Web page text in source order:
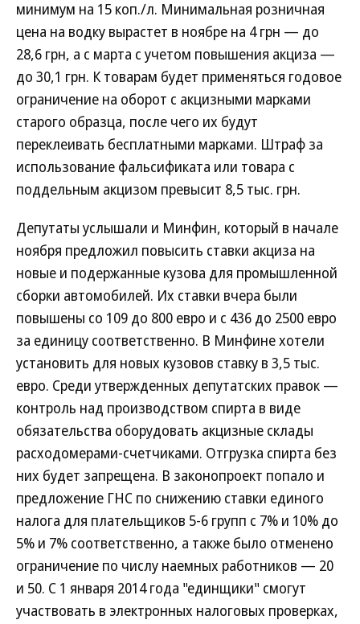
минимум на 15 коп./л. Минимальная розничная
цена на водку вырастет в ноябре на 4 грн — до
28,6 грн, а с марта с учетом повышения акциза —
до 30,1 грн. К товарам будет применяться годовое
ограничение на оборот с акцизными марками
старого образца, после чего их будут
переклеивать бесплатными марками. Штраф за
использование фальсификата или товара с
поддельным акцизом превысит 8,5 тыс. грн.
Депутаты услышали и Минфин, который в начале
ноября предложил повысить ставки акциза на
новые и подержанные кузова для промышленной
сборки автомобилей. Их ставки вчера были
повышены со 109 до 800 евро и с 436 до 2500 евро
за единицу соответственно. В Минфине хотели
установить для новых кузовов ставку в 3,5 тыс.
евро. Среди утвержденных депутатских правок —
контроль над производством спирта в виде
обязательства оборудовать акцизные склады
расходомерами-счетчиками. Отгрузка спирта без
них будет запрещена. В законопроект попало и
предложение ГНС по снижению ставки единого
налога для плательщиков 5-6 групп с 7% и 10% до
5% и 7% соответственно, а также было отменено
ограничение по числу наемных работников — 20
и 50. С 1 января 2014 года "единщики" смогут
участвовать в электронных налоговых проверках,